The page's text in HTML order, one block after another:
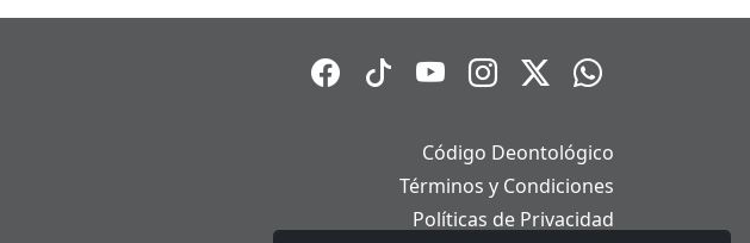
Código Deontológico
Términos y Condiciones
Políticas de Privacidad